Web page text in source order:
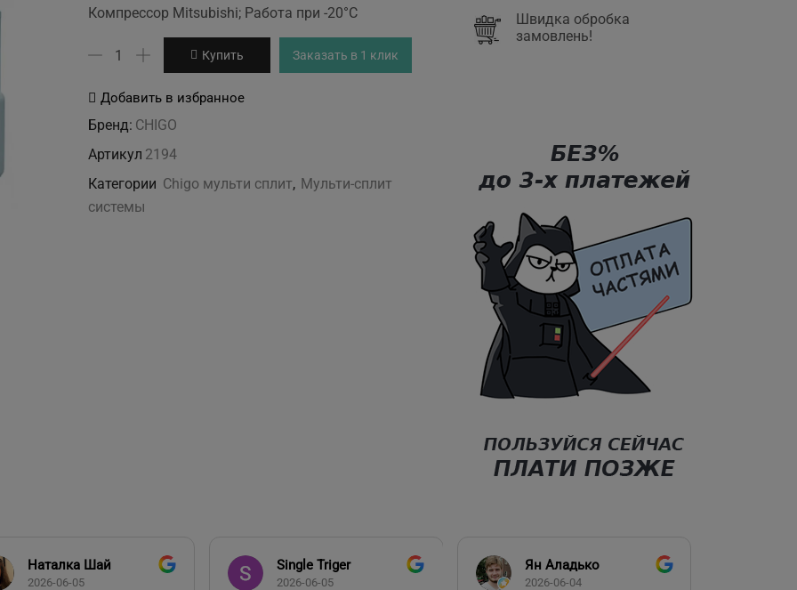
was:
45'000 грн.
is:
40'000 грн.
Компрессор Mitsubishi; Работа при -20°С
Количество
CHIGO
C2OU-
A
Купить Заказать в 1 клик
Добавить в избранное
Бренд: CHIGO
Артикул 2194
Категории Chigo мульти сплит, Мульти-сплит
системы
Швидка обробка
замовлень!
Наталка Шай
2026-06-05
Single Triger
2026-06-05
Ян Аладько
2026-06-04